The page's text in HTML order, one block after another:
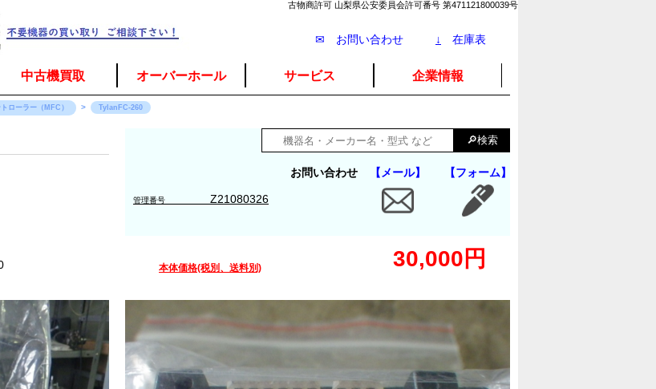
古物商許可 山梨県公安委員会許可番号 第471121800039号
✉ お問い合わせ ↓ 在庫表
中古機買取 オーバーホール サービス 企業情報
ローラー（MFC） TylanFC-260
お問い合わせ 【メール】 【フォーム】
管理番号 Z21080326
本体価格(税別、送料別) 30,000円